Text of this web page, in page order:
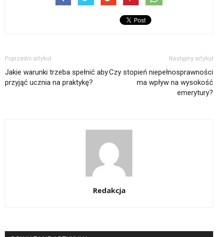
Poprzedni artykuł
Jakie warunki trzeba spełnić aby
przyjąć ucznia na praktykę?
Następny artykuł
Czy stopień niepełnosprawności
ma wpływ na wysokość
emerytury?
Redakcja